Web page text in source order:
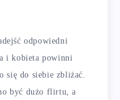
odpowiedni
i kobieta powinni
się do siebie zbliżać.
być dużo flirtu, a